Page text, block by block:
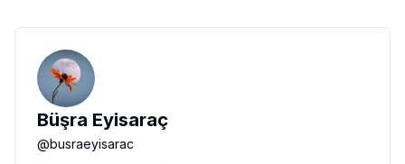
Büşra Eyisaraç
@busraeyisarac